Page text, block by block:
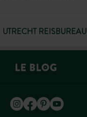
UTRECHT REISBUREAU